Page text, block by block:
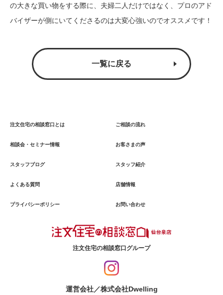
の大きな買い物をする際に、夫婦二人だけではなく、プロのアド
バイザーが側にいてくださるのは大変心強いのでオススメです！
一覧に戻る
注文住宅の相談窓口とは ご相談の流れ
相談会・セミナー情報 お客さまの声
スタッフブログ スタッフ紹介
よくある質問 店舗情報
プライバシーポリシー お問い合わせ
注文住宅の相談窓口グループ
運営会社／株式会社Dwelling